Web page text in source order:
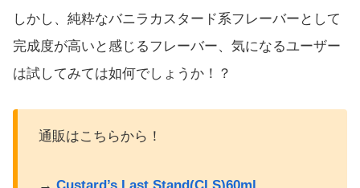
しかし、純粋なバニラカスタード系フレーバーとして
完成度が高いと感じるフレーバー、気になるユーザー
は試してみては如何でしょうか！？
通販はこちらから！